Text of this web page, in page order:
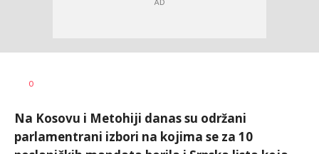
AUTOR
0
Na Kosovu i Metohiji danas su održani
parlamentrani izbori na kojima se za 10